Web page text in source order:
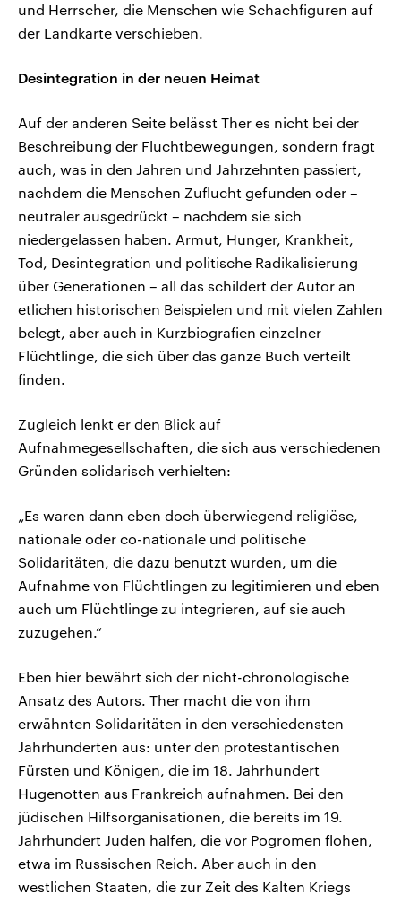
und Herrscher, die Menschen wie Schachfiguren auf
der Landkarte verschieben.
Desintegration in der neuen Heimat
Auf der anderen Seite belässt Ther es nicht bei der
Beschreibung der Fluchtbewegungen, sondern fragt
auch, was in den Jahren und Jahrzehnten passiert,
nachdem die Menschen Zuflucht gefunden oder –
neutraler ausgedrückt – nachdem sie sich
niedergelassen haben. Armut, Hunger, Krankheit,
Tod, Desintegration und politische Radikalisierung
über Generationen – all das schildert der Autor an
etlichen historischen Beispielen und mit vielen Zahlen
belegt, aber auch in Kurzbiografien einzelner
Flüchtlinge, die sich über das ganze Buch verteilt
finden.
Zugleich lenkt er den Blick auf
Aufnahmegesellschaften, die sich aus verschiedenen
Gründen solidarisch verhielten:
„Es waren dann eben doch überwiegend religiöse,
nationale oder co-nationale und politische
Solidaritäten, die dazu benutzt wurden, um die
Aufnahme von Flüchtlingen zu legitimieren und eben
auch um Flüchtlinge zu integrieren, auf sie auch
zuzugehen.“
Eben hier bewährt sich der nicht-chronologische
Ansatz des Autors. Ther macht die von ihm
erwähnten Solidaritäten in den verschiedensten
Jahrhunderten aus: unter den protestantischen
Fürsten und Königen, die im 18. Jahrhundert
Hugenotten aus Frankreich aufnahmen. Bei den
jüdischen Hilfsorganisationen, die bereits im 19.
Jahrhundert Juden halfen, die vor Pogromen flohen,
etwa im Russischen Reich. Aber auch in den
westlichen Staaten, die zur Zeit des Kalten Kriegs